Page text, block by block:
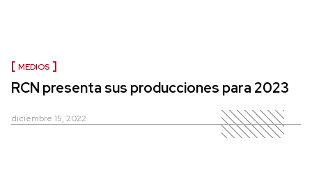
MEDIOS
RCN presenta sus producciones para 2023
diciembre 15, 2022